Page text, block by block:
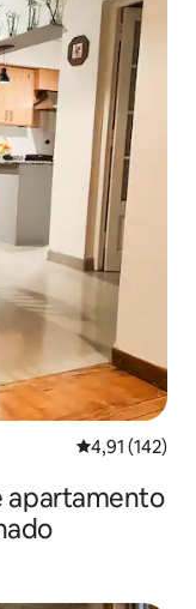
4,91 de uma
4,91 (142)
apartamento